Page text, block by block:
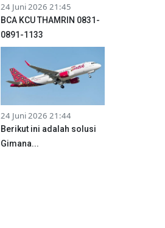
24 Juni 2026 21:45
BCA KCU THAMRIN 0831-
0891-1133
24 Juni 2026 21:44
Berikut ini adalah solusi
Gimana...